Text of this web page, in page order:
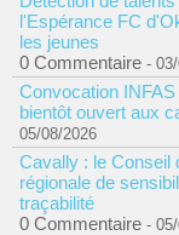
l'Espérance FC
les jeunes
0 Commentaire -
Convocation
bientôt ouvert aux
05/08/2026
Cavally : le Conseil
régionale de
traçabilité
0 Commentaire -